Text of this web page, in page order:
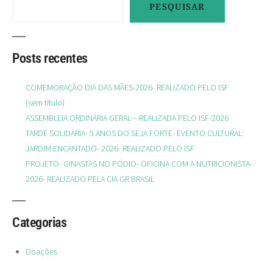
PESQUISAR
Posts recentes
COMEMORAÇÃO DIA DAS MÃES-2026- REALIZADO PELO ISF
(sem título)
ASSEMBLEIA ORDINÁRIA GERAL – REALIZADA PELO ISF-2026
TARDE SOLIDÁRIA- 5 ANOS DO SEJA FORTE- EVENTO CULTURAL:
JARDIM ENCANTADO- 2026- REALIZADO PELO ISF
PROJETO- GINASTAS NO PÓDIO- OFICINA COM A NUTRICIONISTA-
2026- REALIZADO PELA CIA GR BRASIL
Categorias
Doações